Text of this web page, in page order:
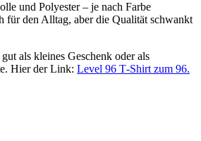
und Polyester – je nach Farbe
für den Alltag, aber die Qualität schwankt
als kleines Geschenk oder als
Hier der Link: Level 96 T‑Shirt zum 96.